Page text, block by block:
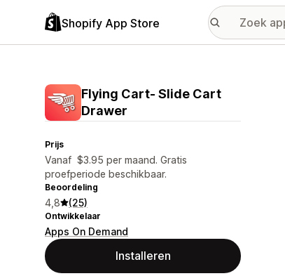
Shopify App Store
Flying Cart‑ Slide Cart
Drawer
Prijs
Vanaf $3.95 per maand. Gratis
proefperiode beschikbaar.
Beoordeling
4,8 (25)
Ontwikkelaar
Apps On Demand
Installeren